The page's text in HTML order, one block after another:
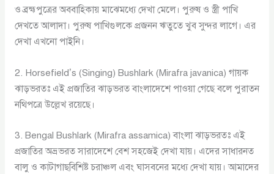
ও ব্রহ্মপুত্রের অববাহিকায় মাঝেমধ্যে দেখা মেলে। পুরুষ ও স্ত্রী পাখি
দেখতে আলাদা। পুরুষ পাখিগুলকে প্রজনন ঋতুতে খুব সুন্দর লাগে। এর
দেখা এখনো পাইনি।
2. Horsefield’s (Singing) Bushlark (Mirafra javanica) গায়ক
ঝাড়ভরতঃ এই প্রজাতির ঝাড়ভরত বাংলাদেশে পাওয়া গেছে বলে পুরাতন
নথিপত্রে উল্লেখ রয়েছে।
3. Bengal Bushlark (Mirafra assamica) বাংলা ঝাড়ভরতঃ এই
প্রজাতির অভ্রভরত সারাদেশে বেশ সহজেই দেখা যায়। এদের সাধারনত
বালু ও কাটাগাছবিশিষ্ট চরাঞ্চল এবং ঘাসবনের মধ্যে দেখা যায়। আমাদের